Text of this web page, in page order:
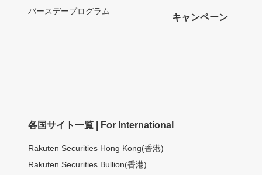
バースデープログラム
キャンペーン
各国サイト一覧 | For International
Rakuten Securities Hong Kong(香港)
Rakuten Securities Bullion(香港)